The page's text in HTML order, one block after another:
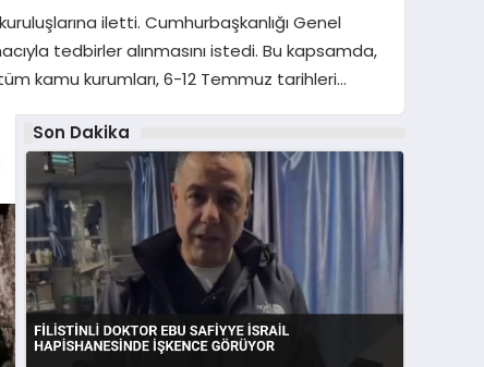
iletti. Cumhurbaşkanlığı Genel
tedbirler alınmasını istedi. Bu kapsamda,
kamu kurumları, 6-12 Temmuz tarihleri…
Son Dakika